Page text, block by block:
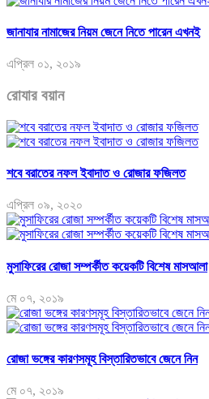
জানাযার নামাজের নিয়ম জেনে নিতে পারেন এখনই
এপ্রিল ০১, ২০১৯
রোযার বয়ান
শবে বরাতের নফল ইবাদাত ও রোজার ফজিলত
এপ্রিল ০৯, ২০২০
মুসাফিরের রোজা সম্পর্কীত কয়েকটি বিশেষ মাসআলা
মে ০৭, ২০১৯
রোজা ভঙ্গের কারণসমূহ বিস্তারিতভাবে জেনে নিন
মে ০৭, ২০১৯